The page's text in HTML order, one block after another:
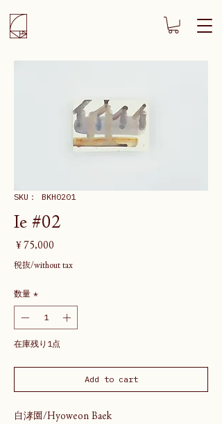
SKU： BKH0201
Ie #02
￥75,000
税抜/without tax
数量 *
在庫残り1点
Add to cart
白涍園/Hyoweon Baek